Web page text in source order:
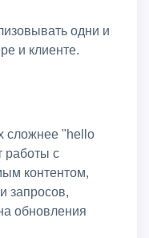
одни и
и клиенте.
сложнее "hello
работы с
контентом,
запросов,
обновления